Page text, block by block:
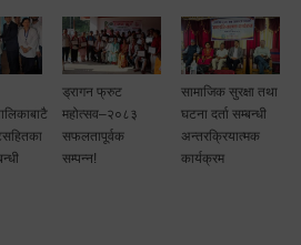
ड्रागन फ्रुट
महोत्सव–२०८३
सफलतापूर्वक
सम्पन्न!
सामाजिक सुरक्षा तथा
घटना दर्ता सम्बन्धी
अन्तरक्रियात्मक
कार्यक्रम